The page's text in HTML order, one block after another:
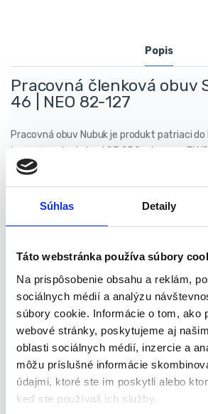
Súhlas Detaily
Táto webstránka používa súbory
Na prispôsobenie obsahu a reklám,
sociálnych médií a analýzu
súbory cookie. Informácie o tom, ako
webové stránky, poskytujeme aj
oblasti sociálnych médií, inzercie a
môžu príslušné informácie
údajmi, ktoré ste im poskytli alebo
keď ste používali ich služby.
Popis
Pracovná členková obuv
46 | NEO 82-127
Pracovná obuv Nubuk je produkt patriaci
bezpečnostnej obuvi S3 SRC od norma EN
obuv NEO je navrhnutá tak, aby chránila
zraneniami, ktoré môžu vzniknúť pri
Popis produktu:
Topánky sú vybavené kompozitnými
tak, aby poskytovali ochranu proti
rovnajúcou sa 200 J a kompresiou
protišmyková, oderuvzdorná
tlmenia nárazov, oleju, benzínu a
rozpúšťadlám, protišmyková na
potiahnutom roztokom laurylsulfátu
oceľovom podklade potiahnutom s
Obuv má integrovanú vložku proti
pred prepichnutím od zeme a